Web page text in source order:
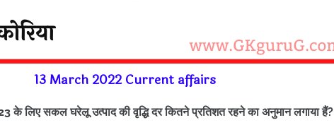
13 March 2022 Current affairs
के लिए सकल घरेलू उत्पाद की वृद्धि दर कितने प्रतिशत रहने का अनुमान लगाया हैं?